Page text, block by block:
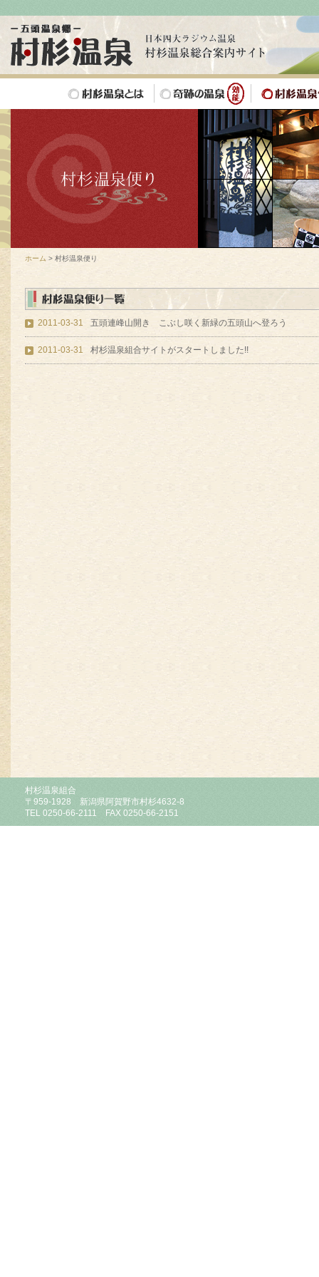
ホーム > 村杉温泉便り
2011-03-31 五頭連峰山開き こぶし咲く新緑の五頭山へ登ろう
2011-03-31 村杉温泉組合サイトがスタートしました!!
村杉温泉組合
〒959-1928 新潟県阿賀野市村杉4632-8
TEL 0250-66-2111 FAX 0250-66-2151